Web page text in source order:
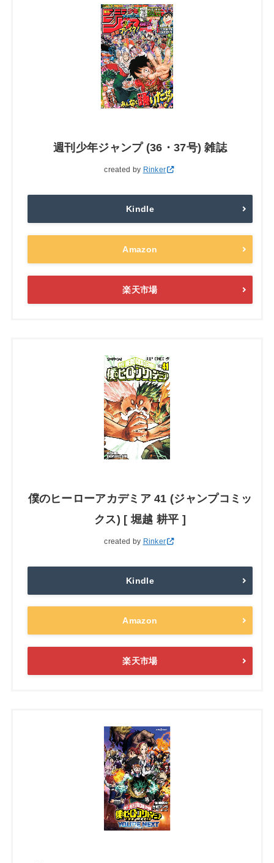
週刊少年ジャンプ (36・37号) 雑誌
created by Rinker
Kindle
Amazon
楽天市場
僕のヒーローアカデミア 41 (ジャンプコミッ
クス) [ 堀越 耕平 ]
created by Rinker
Kindle
Amazon
楽天市場